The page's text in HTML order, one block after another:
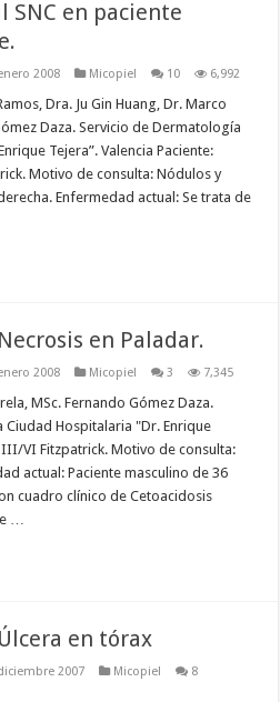
SNC en paciente
2008 Micopiel 10 6,992
Dra. Ju Gin Huang, Dr. Marco
Daza. Servicio de Dermatología
Tejera”. Valencia Paciente:
Motivo de consulta: Nódulos y
Enfermedad actual: Se trata de
en Paladar.
2008 Micopiel 3 7,345
MSc. Fernando Gómez Daza.
Hospitalaria "Dr. Enrique
VI Fitzpatrick. Motivo de consulta:
actual: Paciente masculino de 36
cuadro clínico de Cetoacidosis
…
en tórax
2007 Micopiel
8